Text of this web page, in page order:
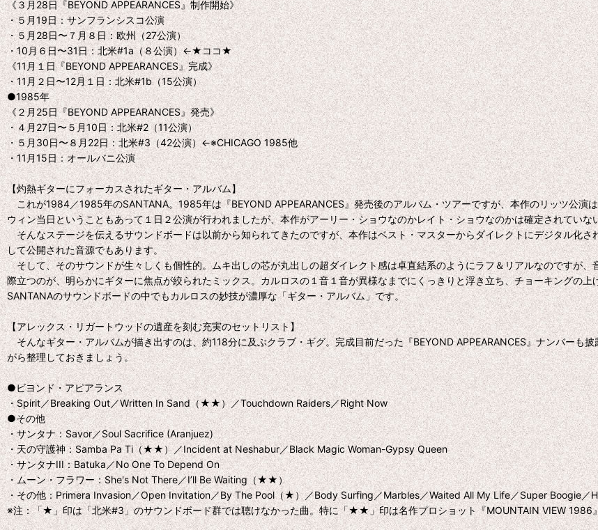
《３月28日『BEYOND APPEARANCES』制作開始》
・５月19日：サンフランシスコ公演
・５月28日〜７月８日：欧州（27公演）
・10月６日〜31日：北米#1a（８公演）←★ココ★
《11月１日『BEYOND APPEARANCES』完成》
・11月２日〜12月１日：北米#1b（15公演）
●1985年
《２月25日『BEYOND APPEARANCES』発売》
・４月27日〜５月10日：北米#2（11公演）
・５月30日〜８月22日：北米#3（42公演）←※CHICAGO 1985他
・11月15日：オールバニ公演
【灼熱ギターにフォーカスされたギター・アルバム】
これが1984／1985年のSANTANA。1985年は『BEYOND APPEARANCES』発売後のアルバム・ツアーですが、本作のリッツ公演
ウィン当日ということもあって１日２公演が行われましたが、本作がアーリー・ショウなのかレイト・ショウなのかは確定されていな
そんなステージを伝えるサウンドボードは以前から知られてきたのですが、本作はベスト・マスターからダイレクトにデジタル化
して公開された音源でもあります。
そして、そのサウンドが生々しくも個性的。ムキ出しの芯が丸出しの超ダイレクト感は卓直結系のようにラフ＆リアルなのですが
際立つのが、明らかにギターに焦点が絞られたミックス。カルロスの１音１音が異様なまでにくっきりと浮き立ち、チョーキングの
SANTANAのサウンドボードの中でもカルロスの妙技が濃厚な「ギター・アルバム」です。
【アレックス・リガートウッドの遺産を刻む充実のセットリスト】
そんなギター・アルバムが描き出すのは、約118分に及ぶクラブ・ギグ。完成目前だった『BEYOND APPEARANCES』ナンバーも
がら整理しておきましょう。
●ビヨンド・アピアランス
・Spirit／Breaking Out／Written In Sand（★★）／Touchdown Raiders／Right Now
●その他
・サンタナ：Savor／Soul Sacrifice (Aranjuez)
・天の守護神：Samba Pa Ti（★★）／Incident at Neshabur／Black Magic Woman-Gypsy Queen
・サンタナIII：Batuka／No One To Depend On
・ムーン・フラワー：She's Not There／I’ll Be Waiting（★★）
・その他：Primera Invasion／Open Invitation／By The Pool（★）／Body Surfing／Marbles／Waited All My Life／Super Boogie／
※注：「★」印は「北米#3」のサウンドボード群では聴けなかった曲。特に「★★」印は名作プロショット『MOUNTAIN VIEW 1986